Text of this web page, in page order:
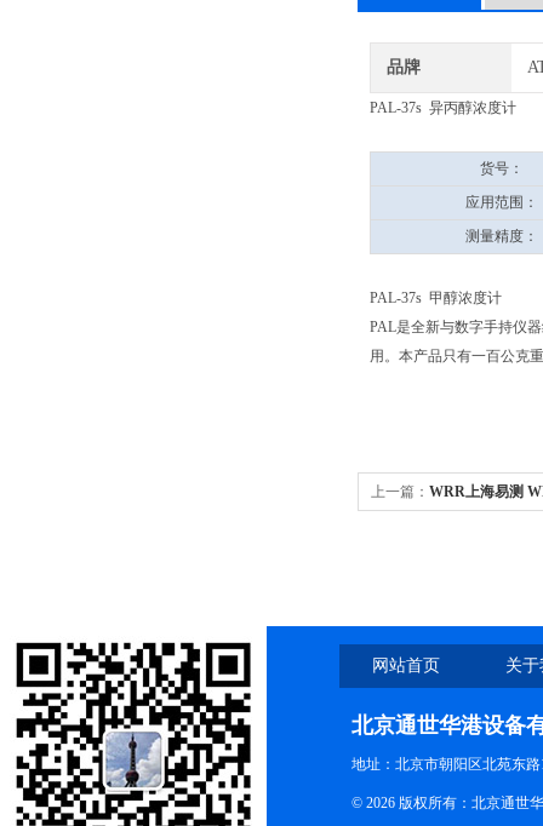
品牌
PAL-37s 异丙醇浓度计
货号：
应用范围：
测量精度：
PAL-37s 甲醇浓度计
PAL是全新与数字手持仪
用。本产品只有一百公克
上一篇： WRR上海易测
网站首页 关
北京通世华港设备
地址：北京市朝阳区北苑东路
© 2026 版权所有：北京通世